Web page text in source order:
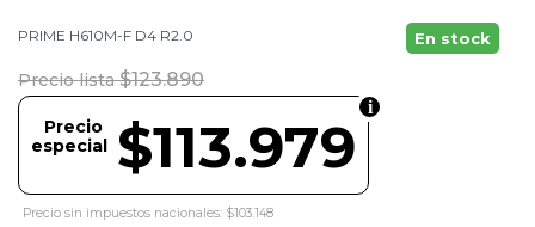
PRIME H610M-F D4 R2.0 En stock
Precio lista $123.890
$113.979
Precio
especial
Precio sin impuestos nacionales: $103.148